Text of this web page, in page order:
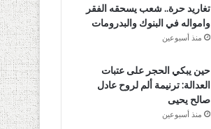
تغاريد حرة.. شعب يسحقه الفقر
وامواله في البنوك والبدرومات
منذ أسبوعين
حين يبكي الحجر على عتبات
العدالة: ترنيمة ألم لروح عادل
صالح يحيى
منذ أسبوعين